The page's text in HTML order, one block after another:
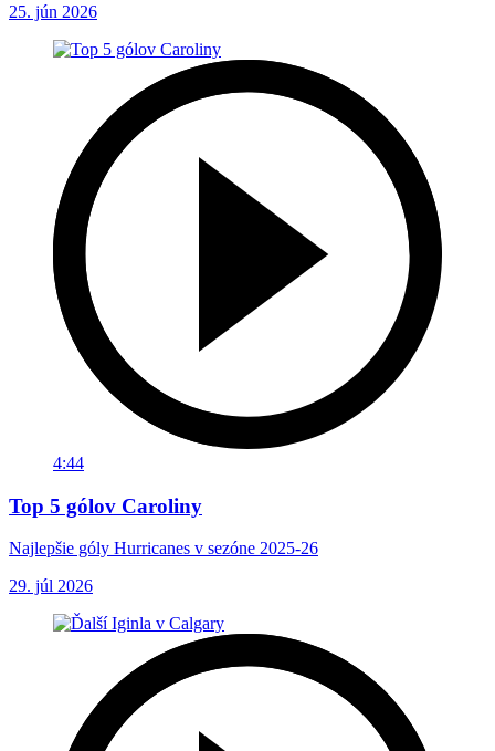
25. jún 2026
4:44
Top 5 gólov Caroliny
Najlepšie góly Hurricanes v sezóne 2025-26
29. júl 2026